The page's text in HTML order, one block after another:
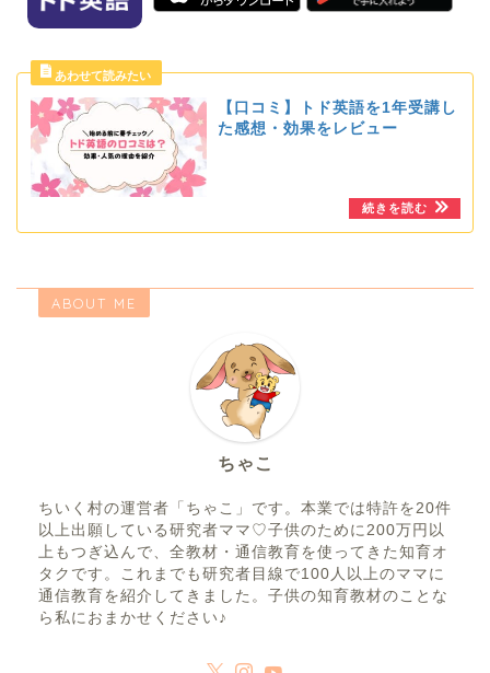
【口コミ】トド英語を1年受講し
た感想・効果をレビュー
ABOUT ME
ちゃこ
ちいく村の運営者「ちゃこ」です。本業では特許を20件
以上出願している研究者ママ♡子供のために200万円以
上もつぎ込んで、全教材・通信教育を使ってきた知育オ
タクです。これまでも研究者目線で100人以上のママに
通信教育を紹介してきました。子供の知育教材のことな
ら私におまかせください♪